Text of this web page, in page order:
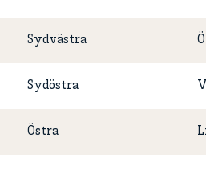
Sydvästra
Sydöstra
Östra